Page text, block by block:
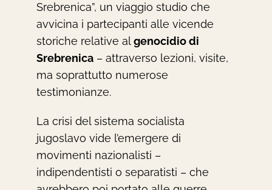
Srebrenica”, un viaggio studio che
avvicina i partecipanti alle vicende
storiche relative algenocidio di
Srebrenica– attraverso lezioni, visite,
ma soprattutto numerose
testimonianze.
La crisi del sistema socialista
jugoslavo vide l’emergere di
movimenti nazionalisti –
indipendentisti o separatisti – che